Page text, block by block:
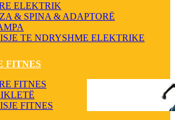
ELEKTRIK
& SPINA & ADAPTORË
TE NDRYSHME ELEKTRIKE
FITNES
FITNES
FITNES